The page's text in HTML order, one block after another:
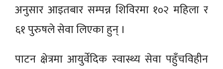
अनुसार आइतबार सम्पन्न शिविरमा १०२ महिला र
६१ पुरुषले सेवा लिएका हुन् ।
पाटन क्षेत्रमा आयुर्वेदिक स्वास्थ्य सेवा पहुँचविहीन